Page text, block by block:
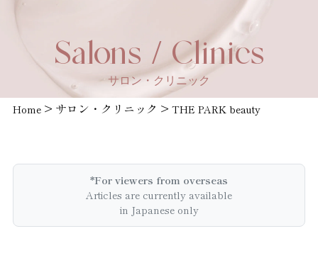
Salons /
Clinics
取扱店舗一覧
News
お知らせ
Salons / Clinics
サロン・クリニック
Home > サロン・クリニック > THE PARK beauty
*For viewers from overseas
Articles are currently available
in Japanese only